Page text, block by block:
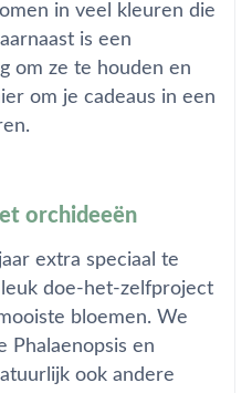
in veel kleuren die
is een
om ze te houden en
om je cadeaus in een
orchideeën
extra speciaal te
doe-het-zelfproject
bloemen. We
Phalaenopsis en
ook andere